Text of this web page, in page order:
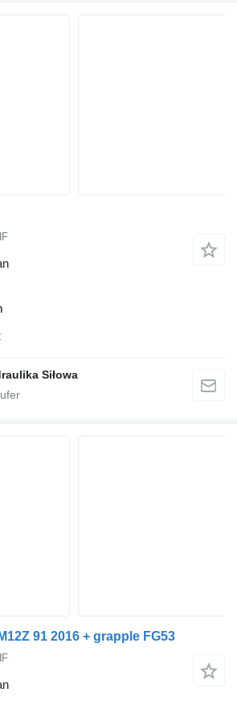
Siłowa
91 2016 + grapple FG53